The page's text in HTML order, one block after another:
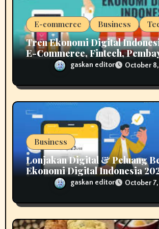
E-commerce Business
Tren Ekonomi Digital
E-Commerce, Fintech,
Real Time & Social Commerce
gaskan editor October
Business
Lonjakan Digital & Peluang
Ekonomi Digital Indonesia
gaskan editor October